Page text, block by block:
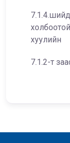
хуулийн
7.1.2-т